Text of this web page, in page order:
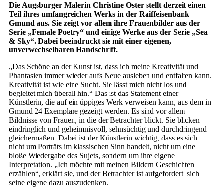
Die Augsburger Malerin Christine Oster stellt derzeit einen
Teil ihres umfangreichen Werks in der Raiffeisenbank
Gmund aus. Sie zeigt vor allem ihre Frauenbilder aus der
Serie „Female Poetry“ und einige Werke aus der Serie „Sea
& Sky“. Dabei beeindruckt sie mit einer eigenen,
unverwechselbaren Handschrift.
„Das Schöne an der Kunst ist, dass ich meine Kreativität und
Phantasien immer wieder aufs Neue ausleben und entfalten kann.
Kreativität ist wie eine Sucht. Sie lässt mich nicht los und
begleitet mich überall hin.“ Das ist das Statement einer
Künstlerin, die auf ein üppiges Werk verweisen kann, aus dem in
Gmund 24 Exemplare gezeigt werden. Es sind vor allem
Bildnisse von Frauen, in die der Betrachter blickt. Sie blicken
eindringlich und geheimnisvoll, sehnsüchtig und durchdringend
gleichermaßen. Dabei ist der Künstlerin wichtig, dass es sich
nicht um Porträts im klassischen Sinn handelt, nicht um eine
bloße Wiedergabe des Sujets, sondern um ihre eigene
Interpretation. „Ich möchte mit meinen Bildern Geschichten
erzählen“, erklärt sie, und der Betrachter ist aufgefordert, sich
seine eigene dazu auszudenken.